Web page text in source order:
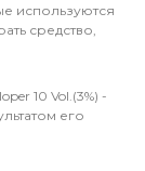
используются
средство,
10 Vol.(3%) -
его